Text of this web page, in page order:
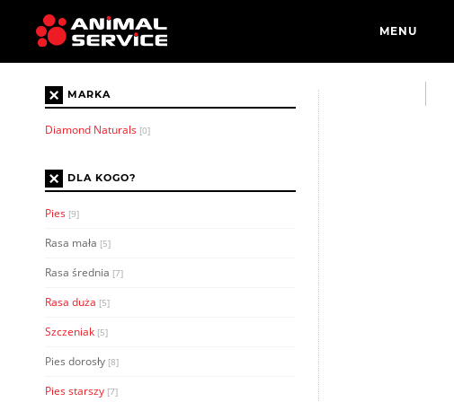
× MARKA
Diamond Naturals [0]
× DLA KOGO?
Pies [9]
Rasa mała [5]
Rasa średnia [7]
Rasa duża [5]
Szczeniak [5]
Pies dorosły [8]
Pies starszy [7]